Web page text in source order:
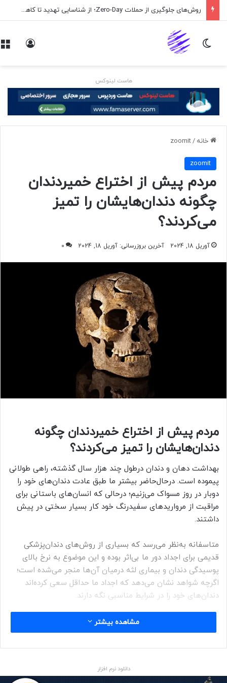
روش‌های جلوگیری از حملات Zero-Day؛ از شناسایی تهدید تا کاهش ریسک
تغییر پوسته
هاست لینوکس
خانه /
zoomit
zoomit
مردم پیش از اختراع خمیردندان
چگونه دندان‌هایشان را تمیز
می‌کردند؟
آوریل 18, 2024 آخرین بروزرسانی: آوریل 18, 2024 0
مردم پیش از اختراع خمیردندان چگونه
دندان‌هایشان را تمیز می‌کردند؟
بهداشت دهان‌ و دندان درطول چند هزار سال گذشته، راهی طولانی
پیموده است. درحال‌حاضر بیشتر ما طبق عادت دندان‌های خود را
دوبار در روز مسواک می‌زنیم؛ درحالی که انسان‌های باستانی برای
مراقبت از مرواریدهای سفیدرنگ خود کار بسیار سختی در پیش
داشتند.
متاسفانه به‌نظر می‌رسد که بسیاری از روش‌های دندان‌پزشکی
قدیمی برای اجداد دور ما بی‌اثر بوده و این موضوع به نرخ بالای
پوسیدگی دندان و بیماری لثه درمیان آن‌ها منجر می‌شده است؛
اگرچه شواهد نشان می‌دهد که اجداد ما حداقل سعی کرده‌اند
دندان‌های خود را در شرایط مناسبی نگه دارند.
نخستین نشانه‌ی مراقبت از دندان را می‌توان در مجموعه‌ای از
دندان‌های آسیاب ۱۳۰ هزارساله‌ی متعلق به نئاندرتال‌ها که در
غاری در کروواسی کشف شده‌اند، مشاهده کرد. این دندان‌ها
مشاهده بیشتر
دانلود نرم افزار